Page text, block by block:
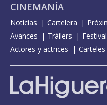
CINEMANÍA
Noticias Cartelera
Avances
Tráilers
Actores y actrices
Carteles